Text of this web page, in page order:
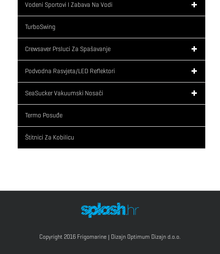
Vodeni Sportovi I Zabava Na Vodi
TurboSwing
Crewsaver Prsluci Za Spašavanje
Podvodna Rasvjeta/LED Reflektori
SeaSucker Vakuumski Nosači
Termo Posuđe
Štitnici Za Kobilicu
Copyright 2016 Frigomarine | Dizajn Optimum Dizajn d.o.o.